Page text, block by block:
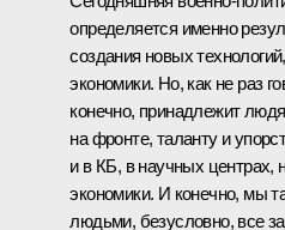
определяется именно
создания новых
экономики. Но, как не раз
конечно, принадлежит
на фронте, таланту и
и в КБ, в научных центрах,
экономики. И конечно, мы
людьми, безусловно, все